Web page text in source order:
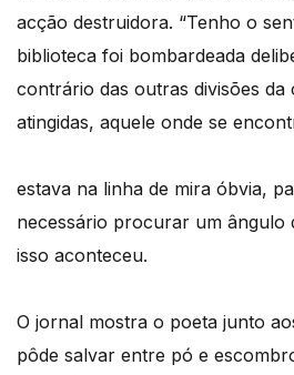
acção destruidora. “Tenho o
biblioteca foi bombardeada
contrário das outras divisões da
atingidas, aquele onde se
estava na linha de mira óbvia,
necessário procurar um ângulo
isso aconteceu.
O jornal mostra o poeta junto
pôde salvar entre pó e